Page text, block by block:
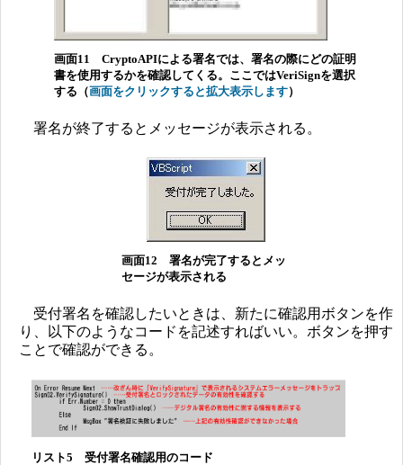
画面11 CryptoAPIによる署名では、署名の際にどの証明
書を使用するかを確認してくる。ここではVeriSignを選択
する（画面をクリックすると拡大表示します）
署名が終了するとメッセージが表示される。
画面12 署名が完了するとメッ
セージが表示される
受付署名を確認したいときは、新たに確認用ボタンを作
り、以下のようなコードを記述すればいい。ボタンを押す
ことで確認ができる。
リスト5 受付署名確認用のコード